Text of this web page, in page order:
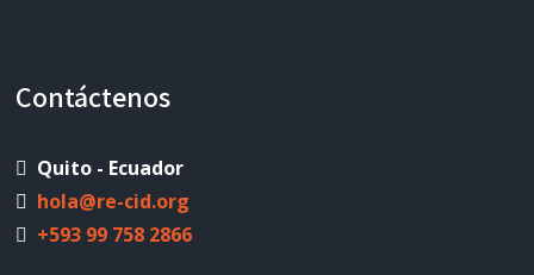
Contáctenos
Quito - Ecuador
hola@re-cid.org
+593 99 758 2866